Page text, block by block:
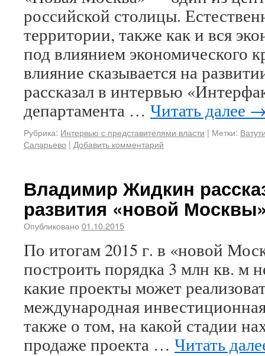
российской столицы.
территории, также как и вся
под влиянием экономического
влияние сказывается на
рассказал в интервью
департамента … Читать далее
Рубрика: Интервью с представителями власти | Метки:
Саларьево | Добавить комментарий
Владимир Жидкин
развития «новой
Опубликовано 01.10.2015
По итогам 2015 г. в «новой
построить порядка 3 млн кв. м
какие проекты может
международная
также о том, на какой стадии
продаже проекта … Читать